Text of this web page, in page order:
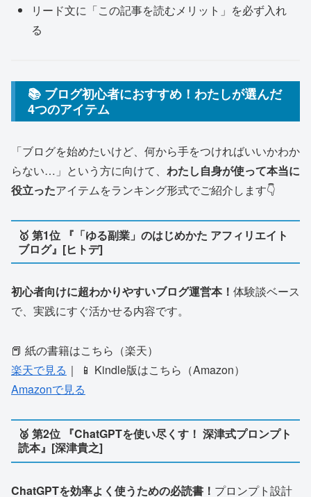
リード文に「この記事を読むメリット」を必ず入れ
る
📚 ブログ初心者におすすめ！わたしが選んだ
4つのアイテム
「ブログを始めたいけど、何から手をつければいいかわか
らない…」という方に向けて、 わたし自身が使って本当に
役立ったアイテムをランキング形式でご紹介します👇
🥇 第1位 『「ゆる副業」のはじめかた アフィリエイト
ブログ』[ヒトデ]
初心者向けに超わかりやすいブログ運営本！ 体験談ベース
で、実践にすぐ活かせる内容です。
📕 紙の書籍はこちら（楽天）
楽天で見る ｜ 📱 Kindle版はこちら（Amazon）
Amazonで見る
🥈 第2位 『ChatGPTを使い尽くす！ 深津式プロンプト
読本』[深津貴之]
ChatGPTを効率よく使うための必読書！ プロンプト設計